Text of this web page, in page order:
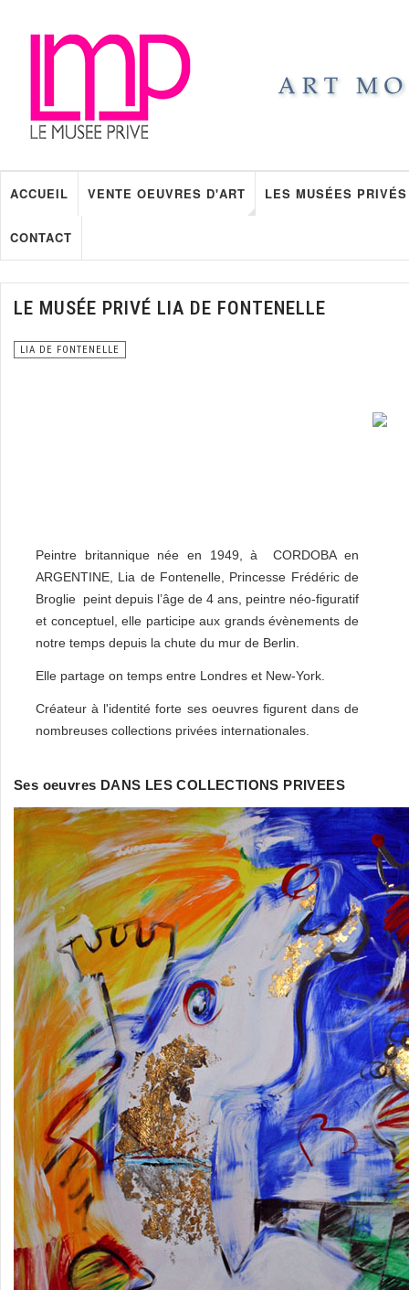
ACCUEIL VENTE OEUVRES D'ART LES MUSÉES PRIVÉS
CONTACT
LE MUSÉE PRIVÉ LIA DE FONTENELLE
LIA DE FONTENELLE
Peintre britannique née en 1949, à CORDOBA en
ARGENTINE, Lia de Fontenelle, Princesse Frédéric de
Broglie peint depuis l’âge de 4 ans, peintre néo-figuratif
et conceptuel, elle participe aux grands évènements de
notre temps depuis la chute du mur de Berlin.
Elle partage on temps entre Londres et New-York.
Créateur à l'identité forte ses oeuvres figurent dans de
nombreuses collections privées internationales.
Ses oeuvres DANS LES COLLECTIONS PRIVEES